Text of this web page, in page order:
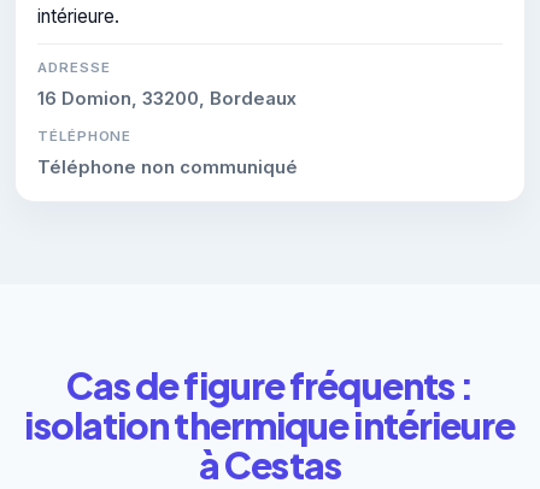
intérieure.
ADRESSE
16 Domion, 33200, Bordeaux
TÉLÉPHONE
Téléphone non communiqué
Cas de figure fréquents :
isolation thermique intérieure
à Cestas